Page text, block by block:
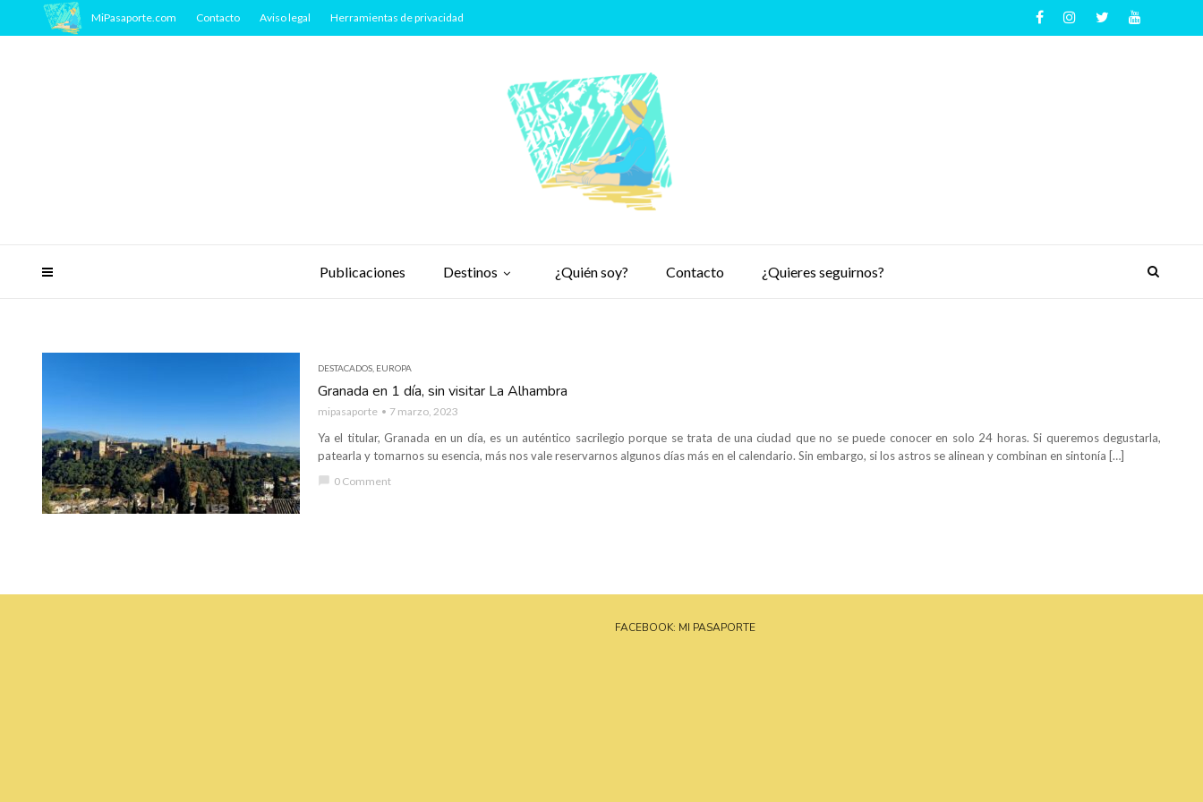
Publicaciones Destinos ¿Quién soy? Contacto ¿Quieres seguirnos?
MiPasaporte.com Contacto Aviso legal Herramientas de privacidad
DESTACADOS EUROPA
Granada en 1 día, sin visitar La Alhambra
mipasaporte 7 marzo, 2023
Ya el titular, Granada en un día, es un auténtico sacrilegio porque se trata de una ciudad que no se puede conocer en solo 24 horas. Si queremos degustarla,
patearla y tomarnos su esencia, más nos vale reservarnos algunos días más en el calendario. Sin embargo, si los astros se alinean y combinan en sintonía […]
chat_bubble 0 Comment
FACEBOOK: MI PASAPORTE